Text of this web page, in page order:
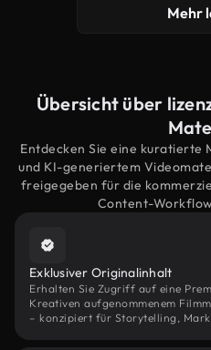
Mehr
Übersicht über
Entdecken Sie eine kuratierte
und KI-generiertem
freigegeben für die
Content-
Exklusiver Originalinhalt
Erhalten Sie Zugriff auf eine
Kreativen aufgenommenem
– konzipiert für Storytelling,